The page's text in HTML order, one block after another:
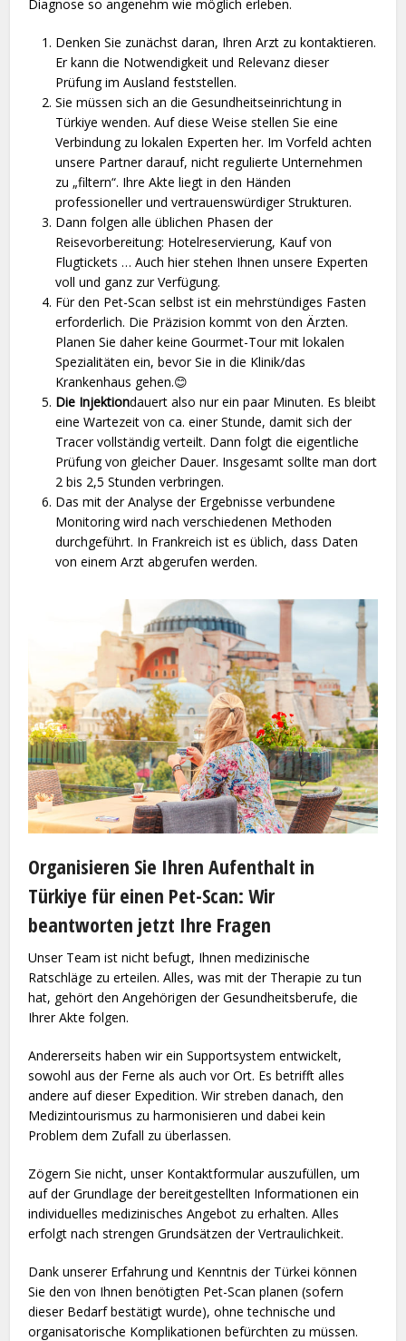
Diagnose so angenehm wie möglich erleben.
Denken Sie zunächst daran, Ihren Arzt zu kontaktieren.
Er kann die Notwendigkeit und Relevanz dieser
Prüfung im Ausland feststellen.
Sie müssen sich an die Gesundheitseinrichtung in
Türkiye wenden. Auf diese Weise stellen Sie eine
Verbindung zu lokalen Experten her. Im Vorfeld achten
unsere Partner darauf, nicht regulierte Unternehmen
zu „filtern“. Ihre Akte liegt in den Händen
professioneller und vertrauenswürdiger Strukturen.
Dann folgen alle üblichen Phasen der
Reisevorbereitung: Hotelreservierung, Kauf von
Flugtickets … Auch hier stehen Ihnen unsere Experten
voll und ganz zur Verfügung.
Für den Pet-Scan selbst ist ein mehrstündiges Fasten
erforderlich. Die Präzision kommt von den Ärzten.
Planen Sie daher keine Gourmet-Tour mit lokalen
Spezialitäten ein, bevor Sie in die Klinik/das
Krankenhaus gehen.😊
Die Injektiondauert also nur ein paar Minuten. Es bleibt
eine Wartezeit von ca. einer Stunde, damit sich der
Tracer vollständig verteilt. Dann folgt die eigentliche
Prüfung von gleicher Dauer. Insgesamt sollte man dort
2 bis 2,5 Stunden verbringen.
Das mit der Analyse der Ergebnisse verbundene
Monitoring wird nach verschiedenen Methoden
durchgeführt. In Frankreich ist es üblich, dass Daten
von einem Arzt abgerufen werden.
Organisieren Sie Ihren Aufenthalt in
Türkiye für einen Pet-Scan: Wir
beantworten jetzt Ihre Fragen
Unser Team ist nicht befugt, Ihnen medizinische
Ratschläge zu erteilen. Alles, was mit der Therapie zu tun
hat, gehört den Angehörigen der Gesundheitsberufe, die
Ihrer Akte folgen.
Andererseits haben wir ein Supportsystem entwickelt,
sowohl aus der Ferne als auch vor Ort. Es betrifft alles
andere auf dieser Expedition. Wir streben danach, den
Medizintourismus zu harmonisieren und dabei kein
Problem dem Zufall zu überlassen.
Zögern Sie nicht, unser Kontaktformular auszufüllen, um
auf der Grundlage der bereitgestellten Informationen ein
individuelles medizinisches Angebot zu erhalten. Alles
erfolgt nach strengen Grundsätzen der Vertraulichkeit.
Dank unserer Erfahrung und Kenntnis der Türkei können
Sie den von Ihnen benötigten Pet-Scan planen (sofern
dieser Bedarf bestätigt wurde), ohne technische und
organisatorische Komplikationen befürchten zu müssen.